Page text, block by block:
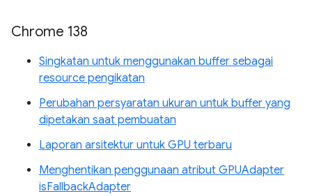
Chrome 138
Singkatan untuk menggunakan buffer sebagai
resource pengikatan
Perubahan persyaratan ukuran untuk buffer yang
dipetakan saat pembuatan
Laporan arsitektur untuk GPU terbaru
Menghentikan penggunaan atribut GPUAdapter
isFallbackAdapter